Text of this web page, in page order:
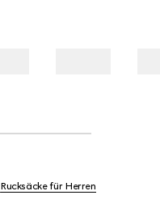
Rucksäcke für Herren